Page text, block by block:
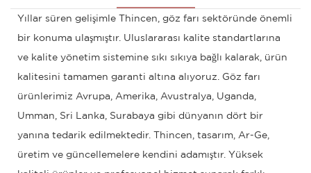
Yıllar süren gelişimle Thincen, göz farı sektöründe önemli
bir konuma ulaşmıştır. Uluslararası kalite standartlarına
ve kalite yönetim sistemine sıkı sıkıya bağlı kalarak, ürün
kalitesini tamamen garanti altına alıyoruz. Göz farı
ürünlerimiz Avrupa, Amerika, Avustralya, Uganda,
Umman, Sri Lanka, Surabaya gibi dünyanın dört bir
yanına tedarik edilmektedir. Thincen, tasarım, Ar-Ge,
üretim ve güncellemelere kendini adamıştır. Yüksek